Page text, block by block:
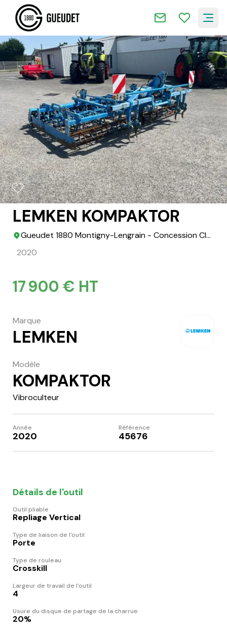
2/15
LEMKEN KOMPAKTOR
Gueudet 1880 Montigny-Lengrain - Concession Claas
2020
17 900 € HT
Marque
LEMKEN
Modèle
KOMPAKTOR
Vibroculteur
Année
2020
Référence
45676
Détails de l'outil
Outil pliable
Repliage Vertical
Type de liaison de l'outil
Porte
Type de rouleau
Crosskill
Largeur de travail de l'outil
4
Usure du disque de partage de la charrue
20%